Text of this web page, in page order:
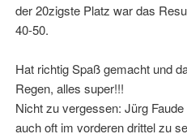
der 20zigste Platz war das
40-50.
Hat richtig Spaß gemacht und
Regen, alles super!!!
Nicht zu vergessen: Jürg
auch oft im vorderen drittel zu